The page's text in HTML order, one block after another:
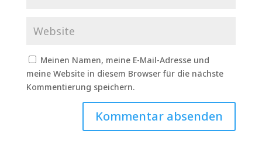
Meinen Namen, meine E-Mail-Adresse und
meine Website in diesem Browser für die nächste
Kommentierung speichern.